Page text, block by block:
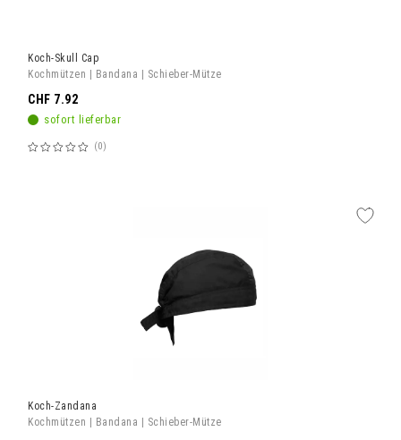
Koch-Skull Cap
Kochmützen | Bandana | Schieber-Mütze
sofort lieferbar
Bewertung:
0
CHF 7.92
Koch-Zandana
Kochmützen | Bandana | Schieber-Mütze